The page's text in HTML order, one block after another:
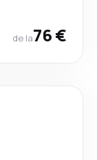
de la76 €